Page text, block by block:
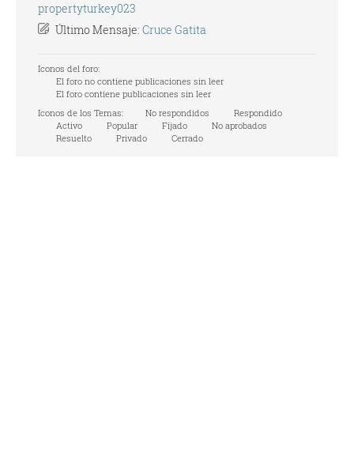
propertyturkey023
Último Mensaje: Cruce Gatita
Iconos del foro:
El foro no contiene publicaciones sin leer
El foro contiene publicaciones sin leer
Iconos de los Temas:
No respondidos
Respondido
Activo
Popular Fijado
No aprobados
Resuelto
Privado Cerrado